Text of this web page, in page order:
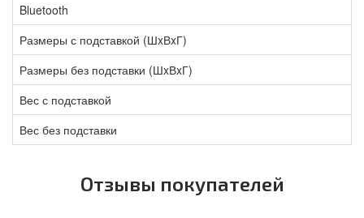
Bluetooth
Размеры с подставкой (ШxВxГ)
Размеры без подставки (ШxВxГ)
Вес с подставкой
Вес без подставки
Отзывы покупателей